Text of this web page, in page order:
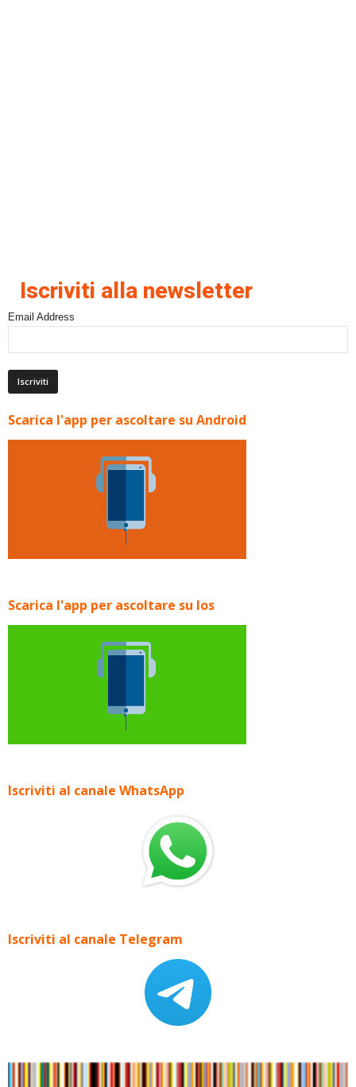
Iscriviti alla newsletter
Email Address
Scarica l'app per ascoltare su Android
Scarica l'app per ascoltare su Ios
Iscriviti al canale WhatsApp
Iscriviti al canale Telegram